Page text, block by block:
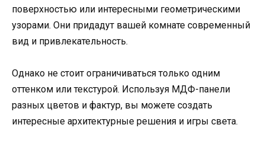
поверхностью или интересными геометрическими
узорами. Они придадут вашей комнате современный
вид и привлекательность.
Однако не стоит ограничиваться только одним
оттенком или текстурой. Используя МДФ-панели
разных цветов и фактур, вы можете создать
интересные архитектурные решения и игры света.